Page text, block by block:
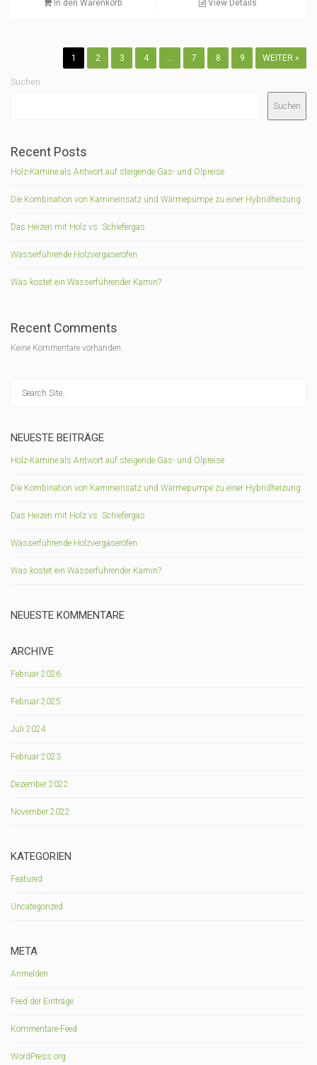
In den Warenkorb View Details
1 2 3 4 … 7 8 9 WEITER »
Suchen
Suchen
Recent Posts
Holz-Kamine als Antwort auf steigende Gas- und Ölpreise
Die Kombination von Kamineinsatz und Wärmepumpe zu einer Hybridheizung
Das Heizen mit Holz vs. Schiefergas
Wasserführende Holzvergaseröfen
Was kostet ein Wasserführender Kamin?
Recent Comments
Keine Kommentare vorhanden.
NEUESTE BEITRÄGE
Holz-Kamine als Antwort auf steigende Gas- und Ölpreise
Die Kombination von Kamineinsatz und Wärmepumpe zu einer Hybridheizung
Das Heizen mit Holz vs. Schiefergas
Wasserführende Holzvergaseröfen
Was kostet ein Wasserführender Kamin?
NEUESTE KOMMENTARE
ARCHIVE
Februar 2026
Februar 2025
Juli 2024
Februar 2023
Dezember 2022
November 2022
KATEGORIEN
Featured
Uncategorized
META
Anmelden
Feed der Einträge
Kommentare-Feed
WordPress.org